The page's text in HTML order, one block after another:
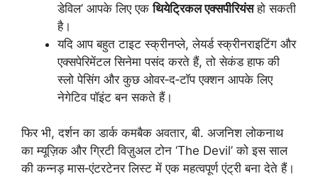
डेविल’ आपके लिए एकथियेट्रिकल एक्सपीरियंसहो सकती
है।
यदि आप बहुत टाइट स्क्रीनप्ले, लेयर्ड स्क्रीनराइटिंग और
एक्सपेरिमेंटल सिनेमा पसंद करते हैं, तो सेकंड हाफ की
स्लो पेसिंग और कुछ ओवर‑द‑टॉप एक्शन आपके लिए
नेगेटिव पॉइंट बन सकते हैं।​
फिर भी, दर्शन का डार्क कमबैक अवतार, बी. अजनिश लोकनाथ
का म्यूज़िक और ग्रिटी विज़ुअल टोन ‘The Devil’ को इस साल
की कन्नड़ मास‑एंटरटेनर लिस्ट में एक महत्वपूर्ण एंट्री बना देते हैं।